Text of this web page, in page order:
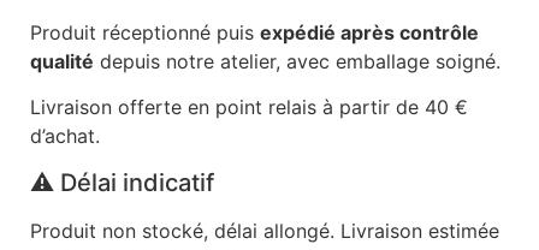
Produit réceptionné puis expédié après contrôle
qualité depuis notre atelier, avec emballage soigné.
Livraison offerte en point relais à partir de 40 €
d’achat.
⚠️ Délai indicatif
Produit non stocké, délai allongé. Livraison estimée